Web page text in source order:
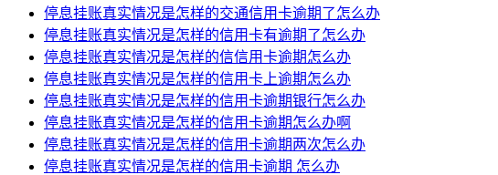
停息挂账真实情况是怎样的交通信用卡逾期了怎么办
停息挂账真实情况是怎样的信用卡有逾期了怎么办
停息挂账真实情况是怎样的信信用卡逾期怎么办
停息挂账真实情况是怎样的信用卡上逾期怎么办
停息挂账真实情况是怎样的信用卡逾期银行怎么办
停息挂账真实情况是怎样的信用卡逾期怎么办啊
停息挂账真实情况是怎样的信用卡逾期两次怎么办
停息挂账真实情况是怎样的信用卡逾期 怎么办